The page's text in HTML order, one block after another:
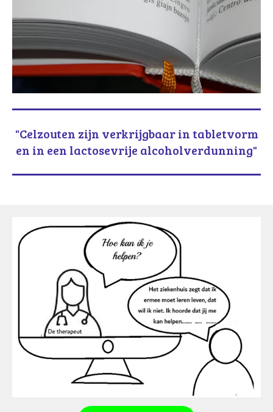
"Celzouten zijn verkrijgbaar in tabletvorm
en in een lactosevrije alcoholverdunning"